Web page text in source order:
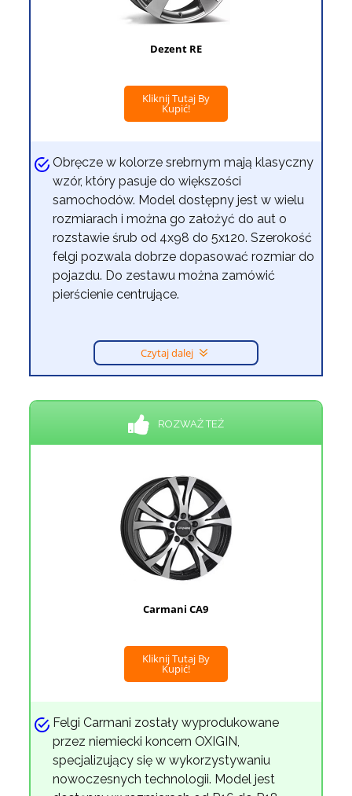
Dezent RE
Kliknij Tutaj By
Kupić!
Obręcze w kolorze srebrnym mają klasyczny
wzór, który pasuje do większości
samochodów. Model dostępny jest w wielu
rozmiarach i można go założyć do aut o
rozstawie śrub od 4x98 do 5x120. Szerokość
felgi pozwala dobrze dopasować rozmiar do
pojazdu. Do zestawu można zamówić
pierścienie centrujące.
Czytaj dalej
ROZWAŻ TEŻ
Carmani CA9
Kliknij Tutaj By
Kupić!
Felgi Carmani zostały wyprodukowane
przez niemiecki koncern OXIGIN,
specjalizujący się w wykorzystywaniu
nowoczesnych technologii. Model jest